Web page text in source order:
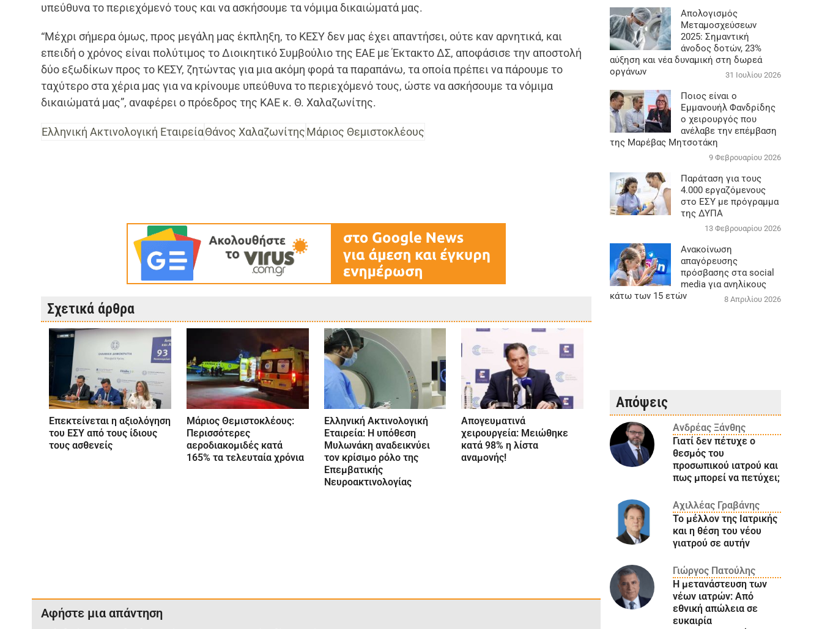
υπεύθυνα το περιεχόμενό τους και να ασκήσουμε τα νόμιμα δικαιώματά μας.
“Μέχρι σήμερα όμως, προς μεγάλη μας έκπληξη, το ΚΕΣΥ δεν μας έχει απαντήσει, ούτε καν αρνητικά, και
επειδή ο χρόνος είναι πολύτιμος το Διοικητικό Συμβούλιο της ΕΑΕ με Έκτακτο ΔΣ, αποφάσισε την αποστολή
δύο εξωδίκων προς το ΚΕΣΥ, ζητώντας για μια ακόμη φορά τα παραπάνω, τα οποία πρέπει να πάρουμε το
ταχύτερο στα χέρια μας για να κρίνουμε υπεύθυνα το περιεχόμενό τους, ώστε να ασκήσουμε τα νόμιμα
δικαιώματά μας”, αναφέρει ο πρόεδρος της ΚΑΕ κ. Θ. Χαλαζωνίτης.
Ελληνική Ακτινολογική ΕταιρείαΘάνος ΧαλαζωνίτηςΜάριος Θεμιστοκλέους
Σχετικά άρθρα
Επεκτείνεται η αξιολόγηση
του ΕΣΥ από τους ίδιους
τους ασθενείς
Μάριος Θεμιστοκλέους:
Περισσότερες
αεροδιακομιδές κατά
165% τα τελευταία χρόνια
Ελληνική Ακτινολογική
Εταιρεία: Η υπόθεση
Μυλωνάκη αναδεικνύει
τον κρίσιμο ρόλο της
Επεμβατικής
Νευροακτινολογίας
Απογευματινά
χειρουργεία: Μειώθηκε
κατά 98% η λίστα
αναμονής!
Αφήστε μια απάντηση
Απολογισμός
Μεταμοσχεύσεων
2025: Σημαντική
άνοδος δοτών, 23%
αύξηση και νέα δυναμική στη δωρεά
οργάνων
31 Ιουλίου 2026
Ποιος είναι ο
Εμμανουήλ Φανδρίδης
ο χειρουργός που
ανέλαβε την επέμβαση
της Μαρέβας Μητσοτάκη
9 Φεβρουαρίου 2026
Παράταση για τους
4.000 εργαζόμενους
στο ΕΣΥ με πρόγραμμα
της ΔΥΠΑ
13 Φεβρουαρίου 2026
Ανακοίνωση
απαγόρευσης
πρόσβασης στα social
media για ανηλίκους
κάτω των 15 ετών
8 Απριλίου 2026
Απόψεις
Ανδρέας Ξάνθης
Γιατί δεν πέτυχε ο
θεσμός του
προσωπικού ιατρού και
πως μπορεί να πετύχει;
Αχιλλέας Γραβάνης
Το μέλλον της Ιατρικής
και η θέση του νέου
γιατρού σε αυτήν
Γιώργος Πατούλης
Η μετανάστευση των
νέων ιατρών: Aπό
εθνική απώλεια σε
ευκαιρία